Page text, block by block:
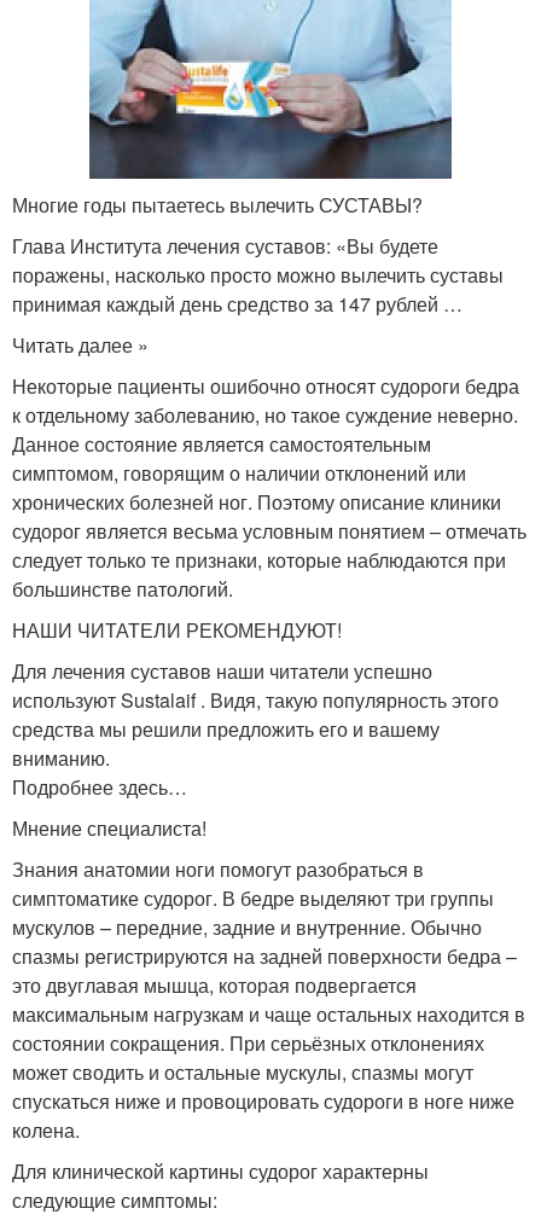
Многие годы пытаетесь вылечить СУСТАВЫ?
Глава Института лечения суставов: «Вы будете
поражены, насколько просто можно вылечить суставы
принимая каждый день средство за 147 рублей …
Читать далее »
Некоторые пациенты ошибочно относят судороги бедра
к отдельному заболеванию, но такое суждение неверно.
Данное состояние является самостоятельным
симптомом, говорящим о наличии отклонений или
хронических болезней ног. Поэтому описание клиники
судорог является весьма условным понятием – отмечать
следует только те признаки, которые наблюдаются при
большинстве патологий.
НАШИ ЧИТАТЕЛИ РЕКОМЕНДУЮТ!
Для лечения суставов наши читатели успешно
используют Sustalaif . Видя, такую популярность этого
средства мы решили предложить его и вашему
вниманию.
Подробнее здесь…
Мнение специалиста!
Знания анатомии ноги помогут разобраться в
симптоматике судорог. В бедре выделяют три группы
мускулов – передние, задние и внутренние. Обычно
спазмы регистрируются на задней поверхности бедра –
это двуглавая мышца, которая подвергается
максимальным нагрузкам и чаще остальных находится в
состоянии сокращения. При серьёзных отклонениях
может сводить и остальные мускулы, спазмы могут
спускаться ниже и провоцировать судороги в ноге ниже
колена.
Для клинической картины судорог характерны
следующие симптомы: